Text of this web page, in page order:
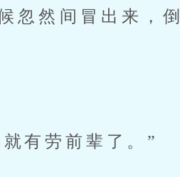
忽然间冒出来，倒
有劳前辈了。”